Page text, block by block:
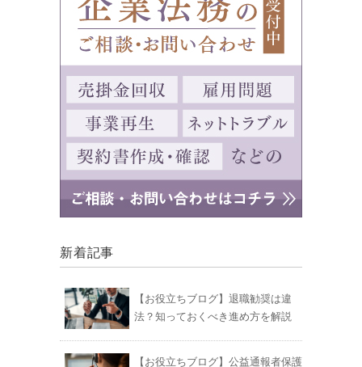
新着記事
【お役立ちブログ】退職勧奨は違
法？知っておくべき進め方を解説
【お役立ちブログ】公益通報者保護